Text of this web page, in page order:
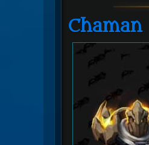
Chaman